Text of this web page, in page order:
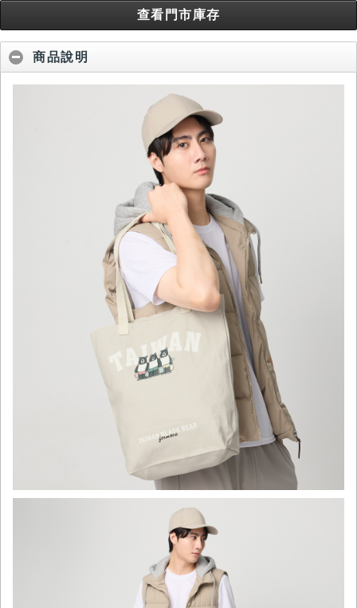
查看門市庫存
商品說明